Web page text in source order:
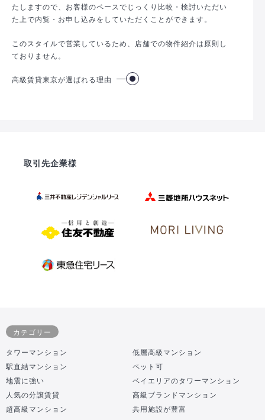
たしますので、お客様のペースでじっくり比較・検討いただい
た上で内覧・お申し込みをしていただくことができます。
このスタイルで営業しているため、店舗での物件紹介は原則し
ておりません。
高級賃貸東京が選ばれる理由
取引先企業様
カテゴリー
タワーマンション
低層高級マンション
駅直結マンション
ペット可
地震に強い
ベイエリアのタワーマンション
人気の分譲賃貸
高級ブランドマンション
超高級マンション
共用施設が豊富